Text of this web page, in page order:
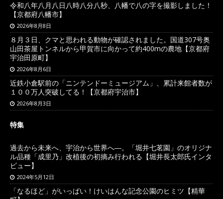
令和八年八月八日八時八分八秒、八幡で八の字を撮影しました！
【京都府八幡市】
2026年8月8日
８月３日、クマと思われる動物が確認されました。国道307号奥
山田茶屋トンネルから甲賀市に向かって約400mの農地【京都府
宇治田原町】
2026年8月6日
近鉄小倉駅前の「ニンテンドーミュージアム」、累計来館者数が
１００万人突破してる！【京都府宇治市】
2026年8月3日
特集
過去から未来へ、宇治から世界へ―。「堀井七茗園」のオリジナ
ル品種「成里乃」改植後の初摘み行われる【堀井長太郎氏インタ
ビュー】
2024年5月12日
「なるほど」がいっぱい！けいはんな記念公園のヒミツ【精華